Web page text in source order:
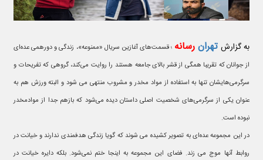
به گزارش تهرانرسانه ؛ قسمت‌های آغازین سریال «ممنوعه»، زندگی و دورهمی عده‌ای
از جوانان که تقریبا همگی از قشر بالای جامعه هستند را روایت می‌کند، گروهی که تفریحات و
سرگرمی‌هایشان تنها به استفاده از مواد مخدر و مشروب منتهی می شود و البته ورزش هم به
عنوان یکی از سرگرمی‌های شخصیت اصلی داستان دیده می‌شود که بازهم جدا از موادمخدر
نبوده است.
در این مجموعه عده‌ای به تصویر کشیده می شوند که گویا زندگی هدفمندی ندارند و خیانت در
روابط آنها موج می زند. فضای این مجموعه به اینجا ختم نمی‌شود. بلکه دایره خیانت در